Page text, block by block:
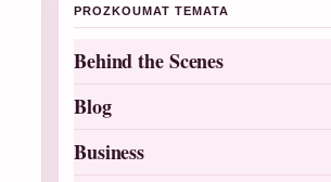
PROZKOUMAT TEMATA
Behind the Scenes
Blog
Business